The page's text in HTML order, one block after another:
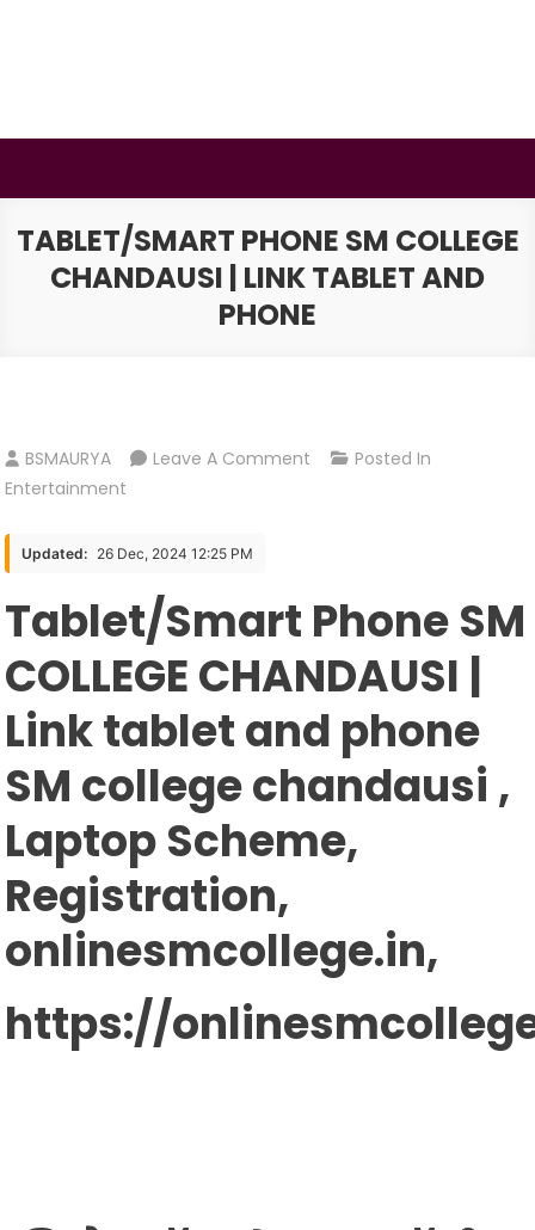
TABLET/SMART PHONE SM COLLEGE
CHANDAUSI | LINK TABLET AND
PHONE
BSMAURYA Leave A Comment On
CHANDAUSI
|
Link
Tablet
And
Phone
Posted In
Entertainment
Updated: 26 Dec, 2024 12:25 PM
Tablet/Smart Phone SM
COLLEGE CHANDAUSI |
Link tablet and phone
SM college chandausi ,
Laptop Scheme,
Registration,
onlinesmcollege.in,
https://